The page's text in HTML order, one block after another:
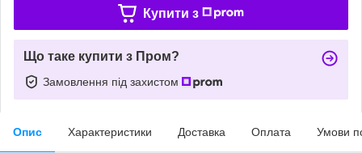
Купити з
Що таке купити з Пром?
Замовлення під захистом
Опис Характеристики Доставка Оплата Умови